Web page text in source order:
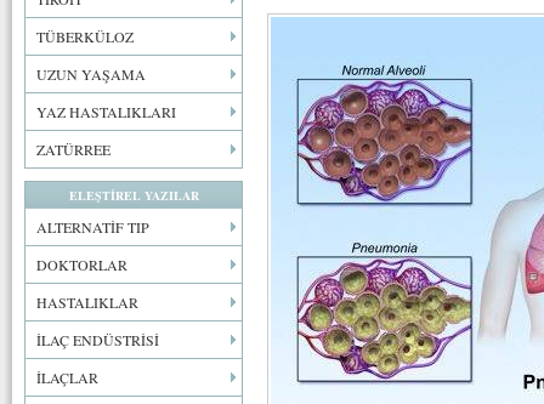
TÜBERKÜLOZ
UZUN YAŞAMA
YAZ HASTALIKLARI
ZATÜRREE
ELEŞTİREL YAZILAR
ALTERNATİF TIP
DOKTORLAR
HASTALIKLAR
İLAÇ ENDÜSTRİSİ
İLAÇLAR